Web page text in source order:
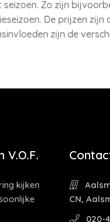
seizoen. Zo zijn
De prijzen
zijn de
V.O.F.
kijken
CN,
020-